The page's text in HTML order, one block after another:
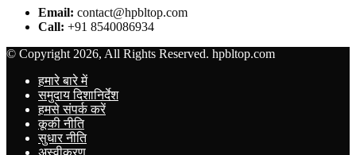
Email: contact@hpbltop.com
Call: +91 8540086934
© Copyright 2026, All Rights Reserved. hpbltop.com
हमारे बारे में
समुदाय दिशानिर्देश
हमसे संपर्क करें
कूकी नीति
सुधार नीति
अस्वीकरण